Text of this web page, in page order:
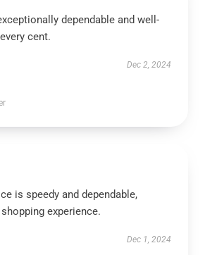
dependable and well-
cent.
Dec 2, 2024
is speedy and dependable,
experience.
Dec 1, 2024